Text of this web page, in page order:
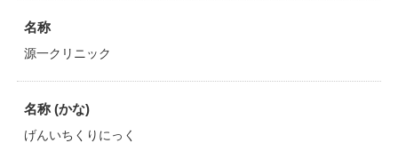
名称
源一クリニック
名称 (かな)
げんいちくりにっく